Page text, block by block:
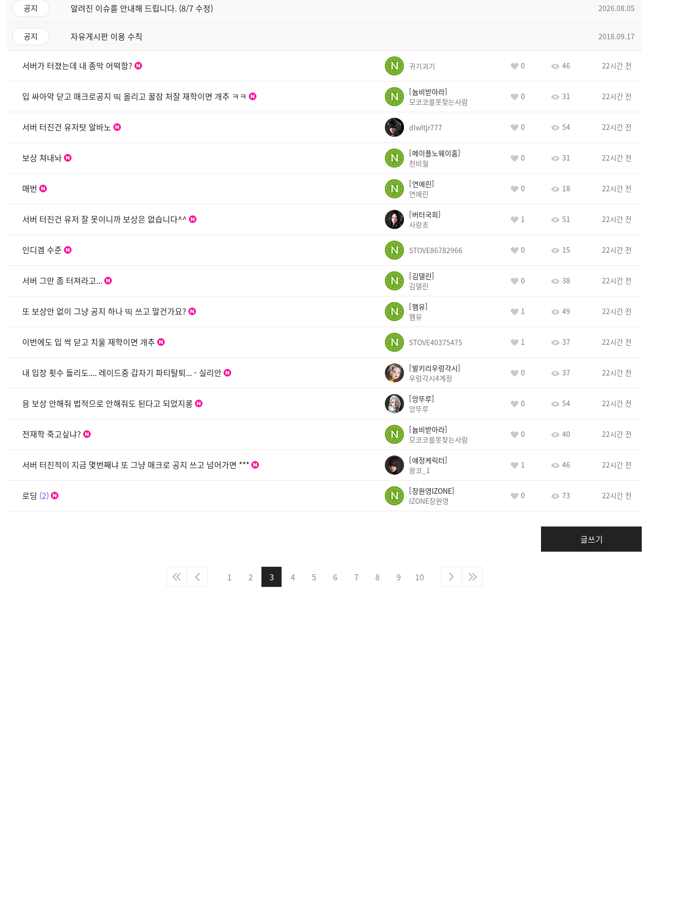
공지 알려진 이슈를 안내해 드립니다. (8/7 수정) 2026.08.05
공지 자유게시판 이용 수칙 2018.09.17
서버가 터졌는데 내 종막 어떡함? 귀기괴기 0 46 22시간 전
입 싸아악 닫고 매크로공지 띡 올리고 꿀잠 처잘 재학이면 개추 ㅋㅋ
늅비받아라
모코코를못찾는사람
0 31 22시간 전
서버 터진건 유저탓 알바노 dlwltjr777 0 54 22시간 전
보상 쳐내놔
메이플노웨이홈
천비월
0 31 22시간 전
매번
연에린
연에린
0 18 22시간 전
서버 터진건 유저 잘 못이니까 보상은 없습니다^^
버터국희
사랑초
1 51 22시간 전
인디겜 수준 STOVE86782966 0 15 22시간 전
서버 그만 좀 터져라고...
김델린
김델린
0 38 22시간 전
또 보상안 없이 그냥 공지 하나 띡 쓰고 말건가요?
햄유
햄유
1 49 22시간 전
이번에도 입 싹 닫고 치울 재학이면 개추 STOVE40375475 1 37 22시간 전
내 입장 횟수 돌리도.... 레이드중 갑자기 파티탈퇴... - 실리안
발키리우렁각시
우렁각시4계정
0 37 22시간 전
응 보상 안해줘 법적으로 안해줘도 된다고 되었지롱
앙뚜루
앙뚜루
0 54 22시간 전
전재학 죽고싶냐?
늅비받아라
모코코를못찾는사람
0 40 22시간 전
서버 터진적이 지금 몇번째냐 또 그냥 매크로 공지 쓰고 넘어가면 ***
얘정케릭터
왕코_1
1 46 22시간 전
로딩 2
장원영IZONE
IZONE장원영
0 73 22시간 전
글쓰기
1 2 3 4 5 6 7 8 9 10